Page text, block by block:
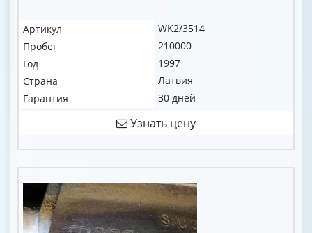
Артикул
WK2/3514
Пробег
210000
Год
1997
Страна
Латвия
Гарантия
30 дней
Узнать цену